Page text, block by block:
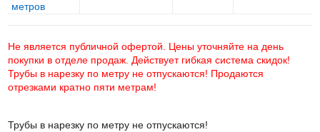
метров
Не является публичной офертой. Цены уточняйте на день
покупки в отделе продаж. Действует гибкая система скидок!
Трубы в нарезку по метру не отпускаются! Продаются
отрезками кратно пяти метрам!
Трубы в нарезку по метру не отпускаются!